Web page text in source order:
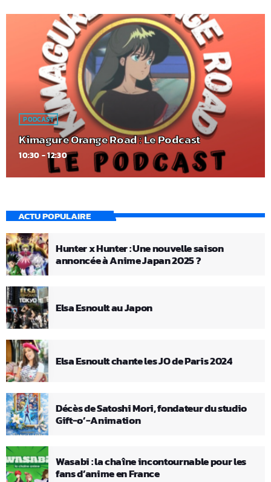
PODCAST
Kimagure Orange Road : Le Podcast
10:30 - 12:30
ACTU POPULAIRE
Hunter x Hunter : Une nouvelle saison
annoncée à Anime Japan 2025 ?
Elsa Esnoult au Japon
Elsa Esnoult chante les JO de Paris 2024
Décès de Satoshi Mori, fondateur du studio
Gift-o’-Animation
Wasabi : la chaîne incontournable pour les
fans d’anime en France